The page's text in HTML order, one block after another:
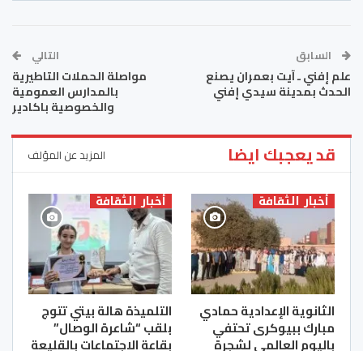
السابق
علم إفني ـ آيت بعمران يصنع
الحدث بمدينة سيدي إفني
التالي
مواصلة الحملات التاطيرية
بالمدارس العمومية
والخصوصية باكادير
قد يعجبك ايضا المزيد عن المؤلف
أخبار الثقافة
الثانوية الإعدادية حمادي
مبارك ببيوكرى تحتفي
باليوم العالمي لشجرة
أخبار الثقافة
التلميذة هالة بيتي تتوج
بلقب “شاعرة الوصال”
بقاعة الاجتماعات بالقليعة